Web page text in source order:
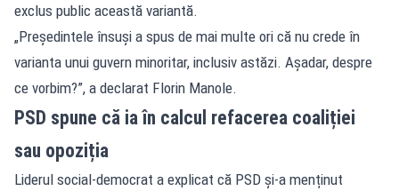
exclus public această variantă.
„Președintele însuși a spus de mai multe ori că nu crede în
varianta unui guvern minoritar, inclusiv astăzi. Așadar, despre
ce vorbim?”, a declarat Florin Manole.
PSD spune că ia în calcul refacerea coaliției
sau opoziția
Liderul social-democrat a explicat că PSD și-a menținut